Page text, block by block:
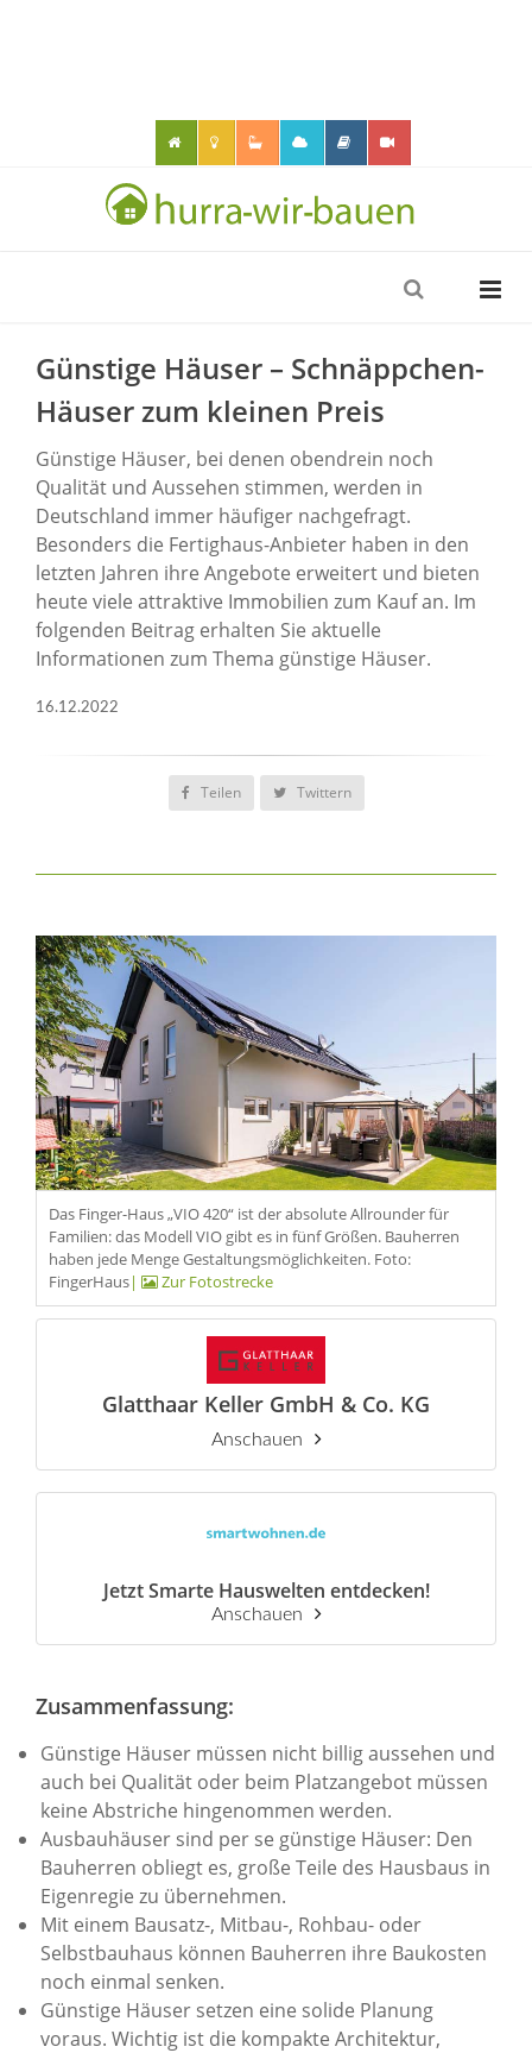
Günstige Häuser – Schnäppchen-
Häuser zum kleinen Preis
Günstige Häuser, bei denen obendrein noch
Qualität und Aussehen stimmen, werden in
Deutschland immer häufiger nachgefragt.
Besonders die Fertighaus-Anbieter haben in den
letzten Jahren ihre Angebote erweitert und bieten
heute viele attraktive Immobilien zum Kauf an. Im
folgenden Beitrag erhalten Sie aktuelle
Informationen zum Thema günstige Häuser.
16.12.2022
Teilen Twittern
Das Finger-Haus „VIO 420“ ist der absolute Allrounder für
Familien: das Modell VIO gibt es in fünf Größen. Bauherren
haben jede Menge Gestaltungsmöglichkeiten. Foto:
FingerHaus| Zur Fotostrecke
Glatthaar Keller GmbH & Co. KG
Anschauen
Jetzt Smarte Hauswelten entdecken!
Anschauen
Zusammenfassung:
Günstige Häuser müssen nicht billig aussehen und
auch bei Qualität oder beim Platzangebot müssen
keine Abstriche hingenommen werden.
Ausbauhäuser sind per se günstige Häuser: Den
Bauherren obliegt es, große Teile des Hausbaus in
Eigenregie zu übernehmen.
Mit einem Bausatz-, Mitbau-, Rohbau- oder
Selbstbauhaus können Bauherren ihre Baukosten
noch einmal senken.
Günstige Häuser setzen eine solide Planung
voraus. Wichtig ist die kompakte Architektur,